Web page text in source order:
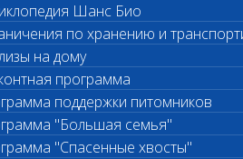
Шанс Био
по хранению и
на дому
программа
поддержки питомников
"Большая семья"
"Спасенные хвосты"
срочных